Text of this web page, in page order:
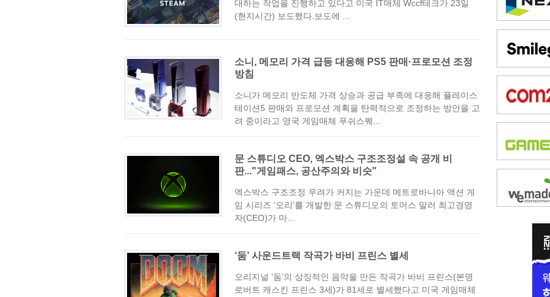
대하는 작업을 진행하고 있다고 미국 IT매체 Wccf테크가 23일
(현지시간) 보도했다.보도에 ...
소니, 메모리 가격 급등 대응해 PS5 판매·프로모션 조정
방침
소니가 메모리 반도체 가격 상승과 공급 부족에 대응해 플레이스
테이션5 판매와 프로모션 계획을 탄력적으로 조정하는 방안을 고
려 중이라고 영국 게임매체 푸쉬스퀘...
문 스튜디오 CEO, 엑스박스 구조조정설 속 공개 비
판..."게임패스, 공산주의와 비슷"
엑스박스 구조조정 우려가 커지는 가운데 메트로바니아 액션 게
임 시리즈 ‘오리’를 개발한 문 스튜디오의 토머스 말러 최고경영
자(CEO)가 마...
‘둠’ 사운드트랙 작곡가 바비 프린스 별세
오리지널 ‘둠’의 상징적인 음악을 만든 작곡가 바비 프린스(본명
로버트 캐스킨 프린스 3세)가 81세로 별세했다고 미국 게임매체